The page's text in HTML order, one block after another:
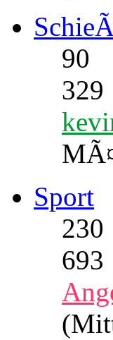
90
329
Sport
230
693